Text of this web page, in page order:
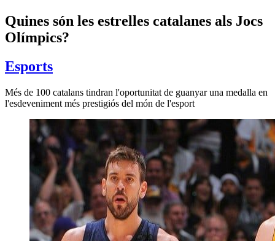
Quines són les estrelles catalanes als Jocs
Olímpics?
Esports
Més de 100 catalans tindran l'oportunitat de guanyar una medalla en
l'esdeveniment més prestigiós del món de l'esport